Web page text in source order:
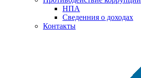
НПА
Сведенния о доходах
Контакты